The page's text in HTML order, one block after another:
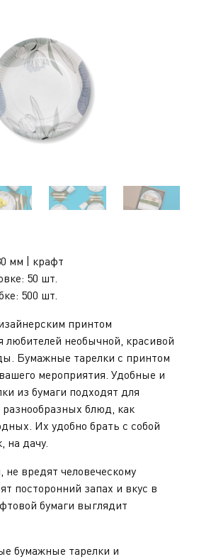
мм | крафт
50 шт.
500 шт.
принтом
необычной, красивой
Бумажные тарелки с принтом
мероприятия. Удобные и
из бумаги подходят для
блюд, как
Их удобно брать с собой
на дачу.
не вредят человеческому
посторонний запах и вкус в
бумаги выглядит
бумажные тарелки и